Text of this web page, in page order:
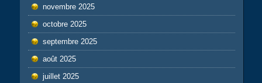
novembre 2025
octobre 2025
septembre 2025
août 2025
juillet 2025